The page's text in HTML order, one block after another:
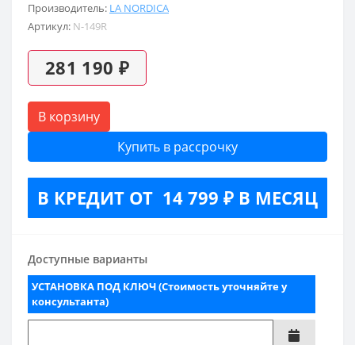
Производитель: LA NORDICA
Артикул: N-149R
281 190 ₽
В корзину
Купить в рассрочку
В КРЕДИТ ОТ 14 799 ₽ В МЕСЯЦ
Доступные варианты
УСТАНОВКА ПОД КЛЮЧ (Стоимость уточняйте у
консультанта)